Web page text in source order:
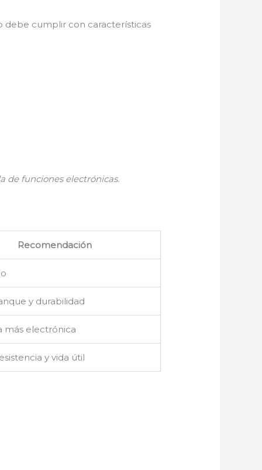
debe cumplir con características
de funciones electrónicas.
Recomendación
y durabilidad
más electrónica
y vida útil